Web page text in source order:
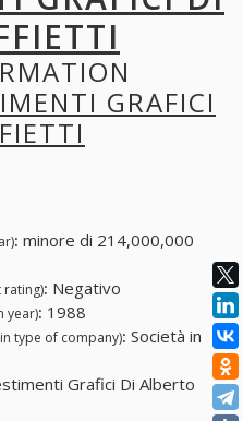
GRAFICI
: minore di 214,000,000
rating): Negativo
year): 1988
type of company): Società in
Grafici Di Alberto